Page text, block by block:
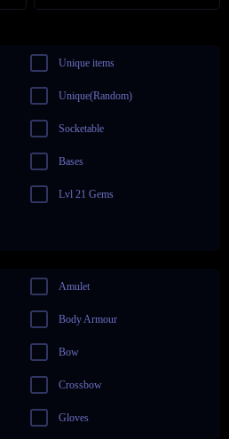
Unique items
Unique(Random)
Socketable
Bases
Lvl 21 Gems
Amulet
Body Armour
Bow
Crossbow
Gloves